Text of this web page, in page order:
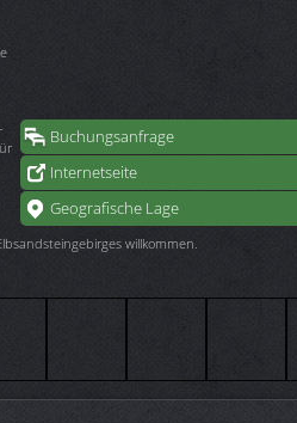
Buchungsanfrage
Internetseite
Geografische Lage
willkommen.